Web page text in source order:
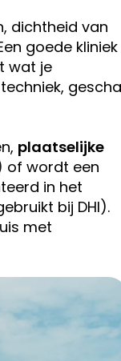
dichtheid van
goede kliniek
wat je
plaatselijke
of wordt een
in het
bij DHI).
met